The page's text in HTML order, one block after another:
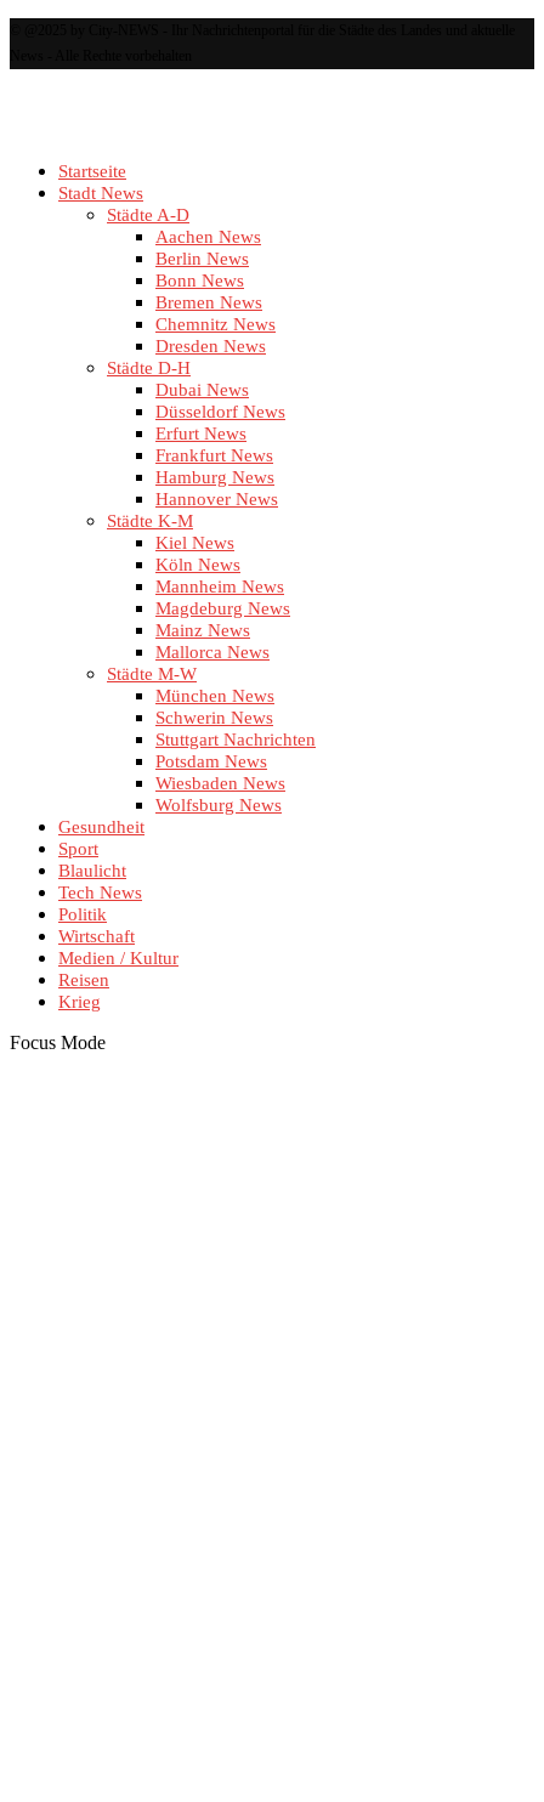
Startseite
Stadt News
Städte A-D
Aachen News
Berlin News
Bonn News
Bremen News
Chemnitz News
Dresden News
Städte D-H
Dubai News
Düsseldorf News
Erfurt News
Frankfurt News
Hamburg News
Hannover News
Städte K-M
Kiel News
Köln News
Mannheim News
Magdeburg News
Mainz News
Mallorca News
Städte M-W
München News
Schwerin News
Stuttgart Nachrichten
Potsdam News
Wiesbaden News
Wolfsburg News
Gesundheit
Sport
Blaulicht
Tech News
Politik
Wirtschaft
Medien / Kultur
Reisen
Krieg
Focus Mode